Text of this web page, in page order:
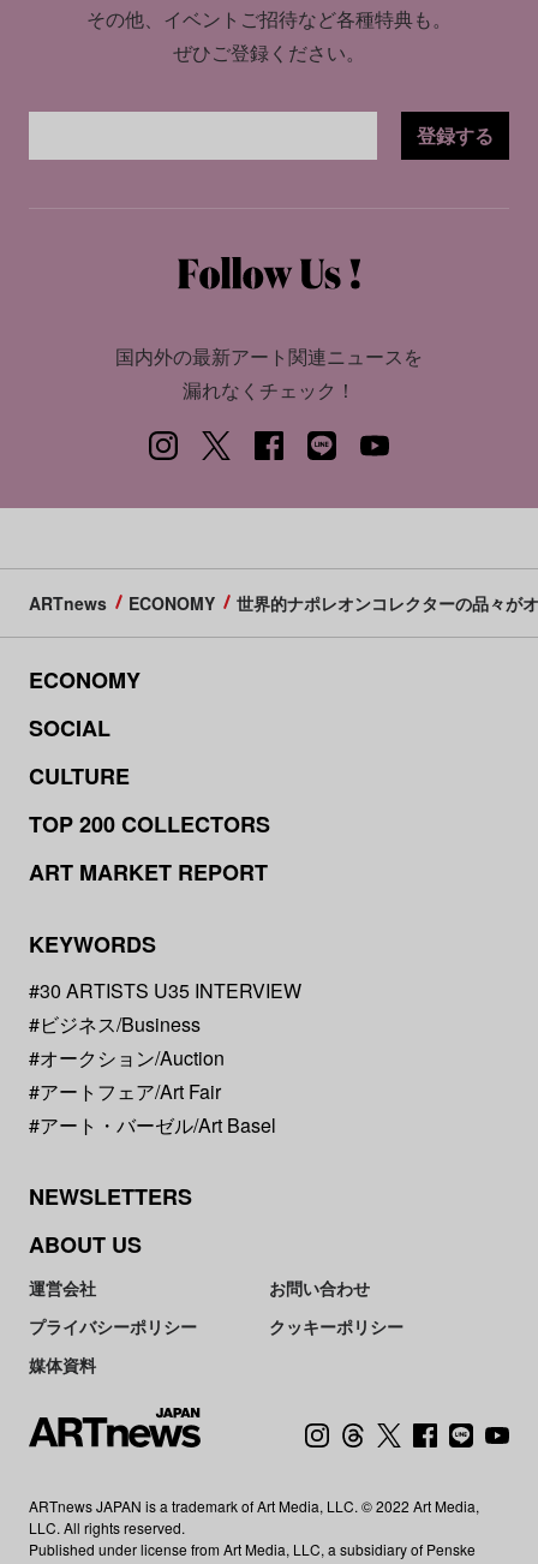
その他、イベントご招待など各種特典も。
ぜひご登録ください。
登録する
国内外の最新アート関連ニュースを
漏れなくチェック！
ARTnews ECONOMY 世界的ナポレオンコレクターの品々が
ECONOMY
SOCIAL
CULTURE
TOP 200 COLLECTORS
ART MARKET REPORT
KEYWORDS
#30 ARTISTS U35 INTERVIEW
#ビジネス/Business
#オークション/Auction
#アートフェア/Art Fair
#アート・バーゼル/Art Basel
NEWSLETTERS
ABOUT US
運営会社
お問い合わせ
プライバシーポリシー
クッキーポリシー
媒体資料
ARTnews JAPAN is a trademark of Art Media, LLC. © 2022 Art Media,
LLC. All rights reserved.
Published under license from Art Media, LLC, a subsidiary of Penske